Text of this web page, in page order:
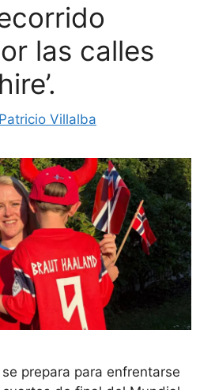
las calles
Patricio Villalba
prepara para enfrentarse